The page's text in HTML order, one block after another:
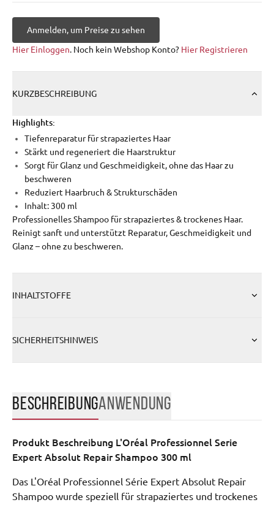
Anmelden, um Preise zu sehen
Hier Einloggen. Noch kein Webshop Konto? Hier Registrieren
KURZBESCHREIBUNG
Highlights:
Tiefenreparatur für strapaziertes Haar
Stärkt und regeneriert die Haarstruktur
Sorgt für Glanz und Geschmeidigkeit, ohne das Haar zu
beschweren
Reduziert Haarbruch & Strukturschäden
Inhalt: 300 ml
Professionelles Shampoo für strapaziertes & trockenes Haar.
Reinigt sanft und unterstützt Reparatur, Geschmeidigkeit und
Glanz – ohne zu beschweren.
INHALTSTOFFE
SICHERHEITSHINWEIS
BESCHREIBUNGANWENDUNG
Produkt Beschreibung L'Oréal Professionnel Serie
Expert Absolut Repair Shampoo 300 ml
Das L'Oréal Professionnel Série Expert Absolut Repair
Shampoo wurde speziell für strapaziertes und trockenes